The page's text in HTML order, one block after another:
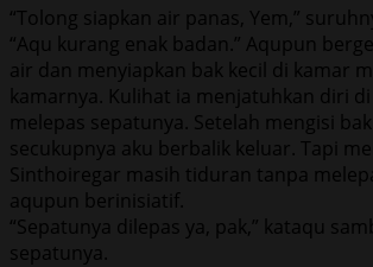
“Tolong siapkan air panas, Yem,”
“Aqu kurang enak badan.” Aqupun
air dan menyiapkan bak kecil di kamar
kamarnya. Kulihat ia menjatuhkan diri
melepas sepatunya. Setelah mengisi
secukupnya aku berbalik keluar. Tapi
Sinthoiregar masih tiduran tanpa
aqupun berinisiatif.
“Sepatunya dilepas ya, pak,” kataqu
sepatunya.